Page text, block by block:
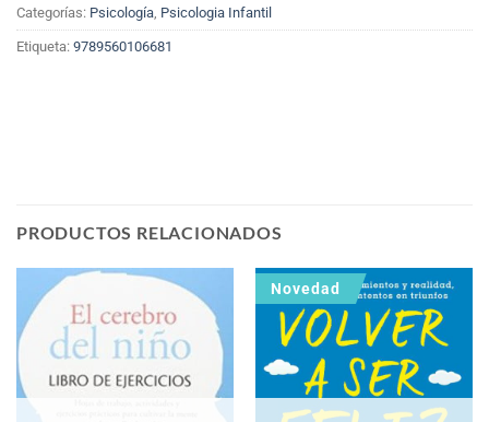
Categorías: Psicología Psicologia Infantil
Etiqueta: 9789560106681
PRODUCTOS RELACIONADOS
Novedad